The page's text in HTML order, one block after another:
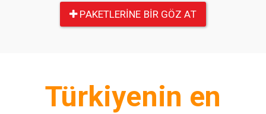
PAKETLERINE BIR GÖZ AT
Türkiyenin en